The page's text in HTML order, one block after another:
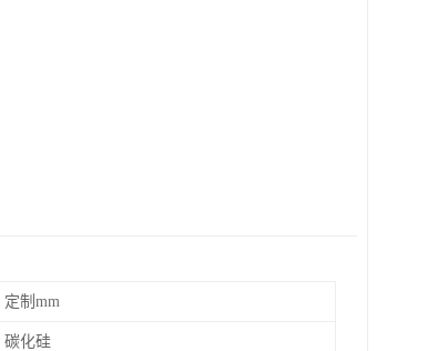
定制mm
碳化硅